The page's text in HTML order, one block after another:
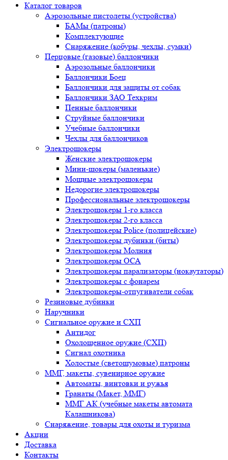
Каталог товаров
Аэрозольные пистолеты (устройства)
БАМы (патроны)
Комплектующие
Снаряжение (кобуры, чехлы, сумки)
Перцовые (газовые) баллончики
Аэрозольные баллончики
Баллончики Боец
Баллончики для защиты от собак
Баллончики ЗАО Техкрим
Пенные баллончики
Струйные баллончики
Учебные баллончики
Чехлы для баллончиков
Электрошокеры
Женские электрошокеры
Мини-шокеры (маленькие)
Мощные электрошокеры
Недорогие электрошокеры
Профессиональные электрошокеры
Электрошокеры 1-го класса
Электрошокеры 2-го класса
Электрошокеры Police (полицейские)
Электрошокеры дубинки (биты)
Электрошокеры Молния
Электрошокеры ОСА
Электрошокеры парализаторы (нокаутаторы)
Электрошокеры с фонарем
Электрошокеры-отпугиватели собак
Резиновые дубинки
Наручники
Сигнальное оружие и СХП
Антидог
Охолощенное оружие (СХП)
Сигнал охотника
Холостые (светошумовые) патроны
ММГ, макеты, сувенирное оружие
Автоматы, винтовки и ружья
Гранаты (Макет, ММГ)
ММГ АК (учебные макеты автомата
Калашникова)
Снаряжение, товары для охоты и туризма
Акции
Доставка
Контакты